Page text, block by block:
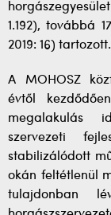
horgászegyesület
1.192), továbbá
2019: 16) tartozott.
A MOHOSZ
évtől
megalakulás
szervezeti
stabilizálódott
okán feltétlenül
tulajdonban